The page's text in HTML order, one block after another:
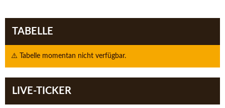
TABELLE
⚠️ Tabelle momentan nicht verfügbar.
LIVE-TICKER